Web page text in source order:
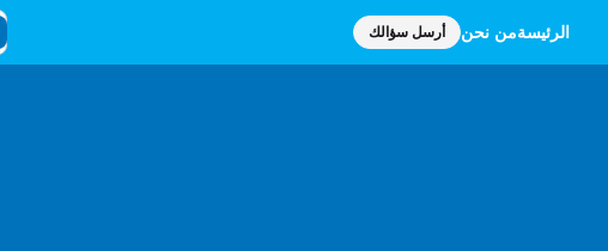
الرئيسةمن نحن أرسل سؤالك